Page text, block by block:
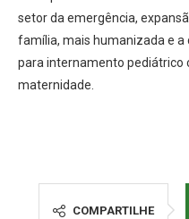
setor da emergência,
família, mais humanizada e a
para internamento pediátrico
maternidade.
COMPARTILHE